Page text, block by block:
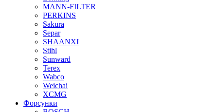
MANN-FILTER
PERKINS
Sakura
Separ
SHAANXI
Stihl
Sunward
Terex
Wabco
Weichai
XCMG
Форсунки